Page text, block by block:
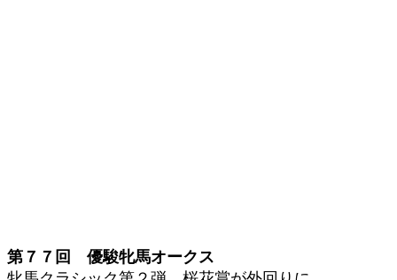
第７７回 優駿牝馬オークス